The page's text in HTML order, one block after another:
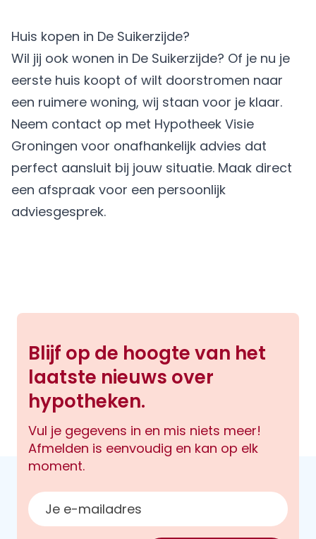
Huis kopen in De Suikerzijde?
Wil jij ook wonen in De Suikerzijde? Of je nu je
eerste huis koopt of wilt doorstromen naar
een ruimere woning, wij staan voor je klaar.
Neem contact op met Hypotheek Visie
Groningen voor onafhankelijk advies dat
perfect aansluit bij jouw situatie. Maak direct
een afspraak voor een persoonlijk
adviesgesprek.
Blijf op de hoogte van het
laatste nieuws over
hypotheken.
Vul je gegevens in en mis niets meer!
Afmelden is eenvoudig en kan op elk
moment.
E-mailadres